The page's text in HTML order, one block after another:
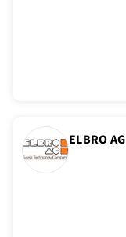
ELBRO AG